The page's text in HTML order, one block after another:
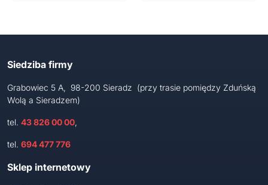
Siedziba firmy
Grabowiec 5 A, 98-200 Sieradz (przy trasie pomiędzy Zduńską
Wolą a Sieradzem)
tel. 43 826 00 00,
tel. 694 477 776
Sklep internetowy